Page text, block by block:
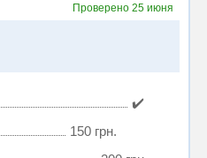
Проверено 25 июня
✔️
150 грн.